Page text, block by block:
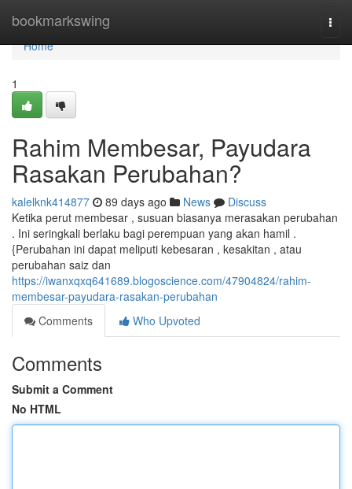
bookmarkswing
Home
Home
1
Rahim Membesar, Payudara
Rasakan Perubahan?
kalelknk414877 89 days ago News
Discuss
Ketika perut membesar , susuan biasanya merasakan perubahan
. Ini seringkali berlaku bagi perempuan yang akan hamil .
{Perubahan ini dapat meliputi kebesaran , kesakitan , atau
perubahan saiz dan
https://iwanxqxq641689.blogoscience.com/47904824/rahim-
membesar-payudara-rasakan-perubahan
Comments
Who Upvoted
Comments
Submit a Comment
No HTML